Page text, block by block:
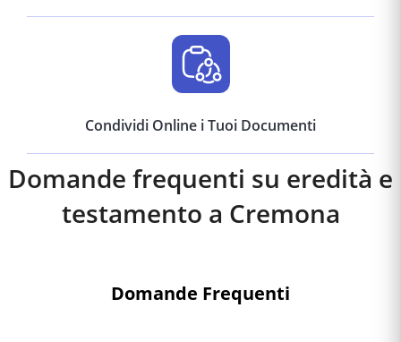
Condividi Online i Tuoi Documenti
Domande frequenti su eredità e
testamento a Cremona
Domande Frequenti